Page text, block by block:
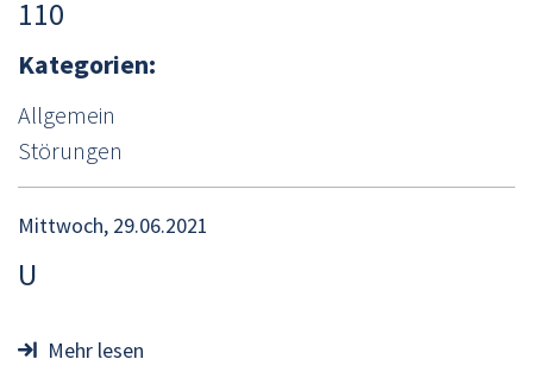
110
Mittwoch, 29.06.2021
U
Mehr lesen
Kategorien
Allgemein
Störungen